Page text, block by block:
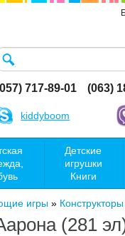
717-89-01 (063)
kiddyboom
Детские
игрушки
Книги
игры » Конструкторы
(281